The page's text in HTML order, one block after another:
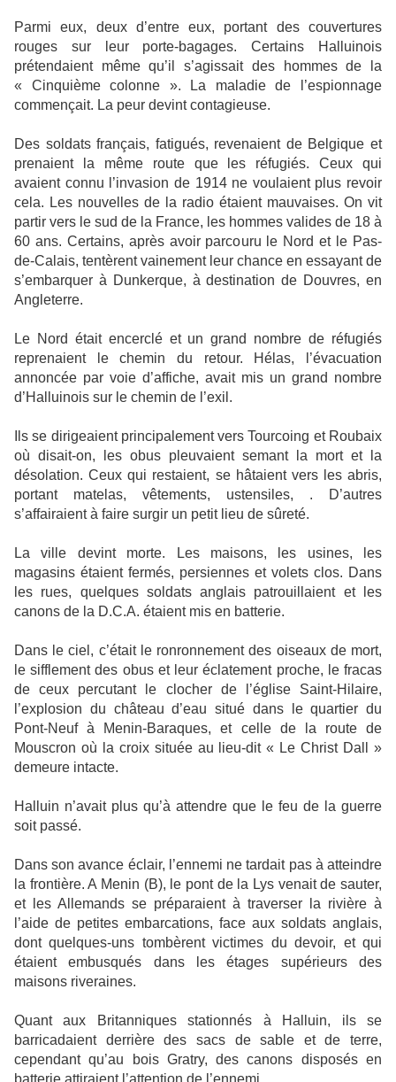
Parmi eux, deux d’entre eux, portant des couvertures
rouges sur leur porte-bagages. Certains Halluinois
prétendaient même qu’il s’agissait des hommes de la
« Cinquième colonne ». La maladie de l’espionnage
commençait. La peur devint contagieuse.
Des soldats français, fatigués, revenaient de Belgique et
prenaient la même route que les réfugiés. Ceux qui
avaient connu l’invasion de 1914 ne voulaient plus revoir
cela. Les nouvelles de la radio étaient mauvaises. On vit
partir vers le sud de la France, les hommes valides de 18 à
60 ans. Certains, après avoir parcouru le Nord et le Pas-
de-Calais, tentèrent vainement leur chance en essayant de
s’embarquer à Dunkerque, à destination de Douvres, en
Angleterre.
Le Nord était encerclé et un grand nombre de réfugiés
reprenaient le chemin du retour. Hélas, l’évacuation
annoncée par voie d’affiche, avait mis un grand nombre
d’Halluinois sur le chemin de l’exil.
Ils se dirigeaient principalement vers Tourcoing et Roubaix
où disait-on, les obus pleuvaient semant la mort et la
désolation. Ceux qui restaient, se hâtaient vers les abris,
portant matelas, vêtements, ustensiles, . D’autres
s’affairaient à faire surgir un petit lieu de sûreté.
La ville devint morte. Les maisons, les usines, les
magasins étaient fermés, persiennes et volets clos. Dans
les rues, quelques soldats anglais patrouillaient et les
canons de la D.C.A. étaient mis en batterie.
Dans le ciel, c’était le ronronnement des oiseaux de mort,
le sifflement des obus et leur éclatement proche, le fracas
de ceux percutant le clocher de l’église Saint-Hilaire,
l’explosion du château d’eau situé dans le quartier du
Pont-Neuf à Menin-Baraques, et celle de la route de
Mouscron où la croix située au lieu-dit « Le Christ Dall »
demeure intacte.
Halluin n’avait plus qu’à attendre que le feu de la guerre
soit passé.
Dans son avance éclair, l’ennemi ne tardait pas à atteindre
la frontière. A Menin (B), le pont de la Lys venait de sauter,
et les Allemands se préparaient à traverser la rivière à
l’aide de petites embarcations, face aux soldats anglais,
dont quelques-uns tombèrent victimes du devoir, et qui
étaient embusqués dans les étages supérieurs des
maisons riveraines.
Quant aux Britanniques stationnés à Halluin, ils se
barricadaient derrière des sacs de sable et de terre,
cependant qu’au bois Gratry, des canons disposés en
batterie attiraient l’attention de l’ennemi.